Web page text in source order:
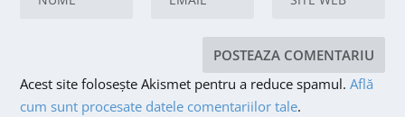
Acest site folosește Akismet pentru a reduce spamul.Află
cum sunt procesate datele comentariilor tale.